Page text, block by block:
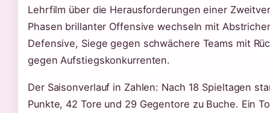
Lehrfilm über die Herausforderungen einer
Phasen brillanter Offensive wechseln mit
Defensive, Siege gegen schwächere Teams mit
gegen Aufstiegskonkurrenten.
Der Saisonverlauf in Zahlen: Nach 18 Spieltagen
Punkte, 42 Tore und 29 Gegentore zu Buche. Ein